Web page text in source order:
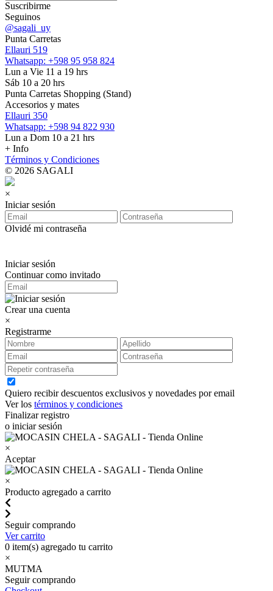
Suscribirme
Seguinos
@sagali_uy
Punta Carretas
Ellauri 519
Whatsapp: +598 95 958 824
Lun a Vie 11 a 19 hrs
Sáb 10 a 20 hrs
Punta Carretas Shopping (Stand)
Accesorios y mates
Ellauri 350
Whatsapp: +598 94 822 930
Lun a Dom 10 a 21 hrs
+ Info
Términos y Condiciones
© 2026 SAGALI
×
Iniciar sesión
Olvidé mi contraseña
Iniciar sesión
Continuar como invitado
Crear una cuenta
×
Registrarme
Quiero recibir descuentos exclusivos y novedades por email
Ver los términos y condiciones
Finalizar registro
o iniciar sesión
×
Aceptar
×
Producto agregado a carrito
Seguir comprando
Ver carrito
0 item(s) agregado tu carrito
×
MUTMA
Seguir comprando